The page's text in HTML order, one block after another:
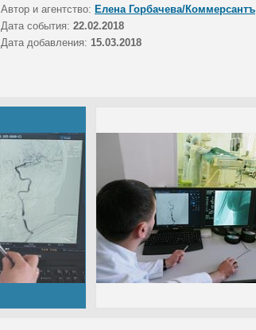
Автор и агентство: Елена Горбачева/Коммерсантъ
Дата события: 22.02.2018
Дата добавления: 15.03.2018